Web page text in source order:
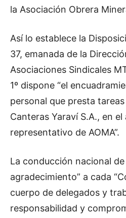
la Asociación Obrera
Así lo establece la
37, emanada de la
Asociaciones Sindicales
1º dispone “el
personal que presta
Canteras Yaraví S.A., en
representativo de AOMA”.
La conducción nacional de
agradecimiento” a cada
cuerpo de delegados y
responsabilidad y